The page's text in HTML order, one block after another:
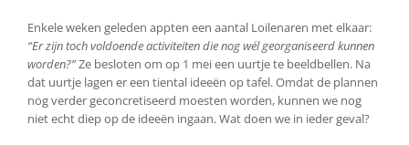
Enkele weken geleden appten een aantal Loilenaren met elkaar:
“Er zijn toch voldoende activiteiten die nog wél georganiseerd kunnen
worden?”Ze besloten om op 1 mei een uurtje te beeldbellen. Na
dat uurtje lagen er een tiental ideeën op tafel. Omdat de plannen
nog verder geconcretiseerd moesten worden, kunnen we nog
niet echt diep op de ideeën ingaan. Wat doen we in ieder geval?